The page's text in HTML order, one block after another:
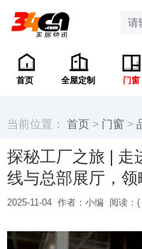
首页 全屋定制 门窗
当前位置： 首页 > 门窗 >
探秘工厂之旅 | 走
线与总部展厅，领
2025-11-04 作者：小编 阅读：(